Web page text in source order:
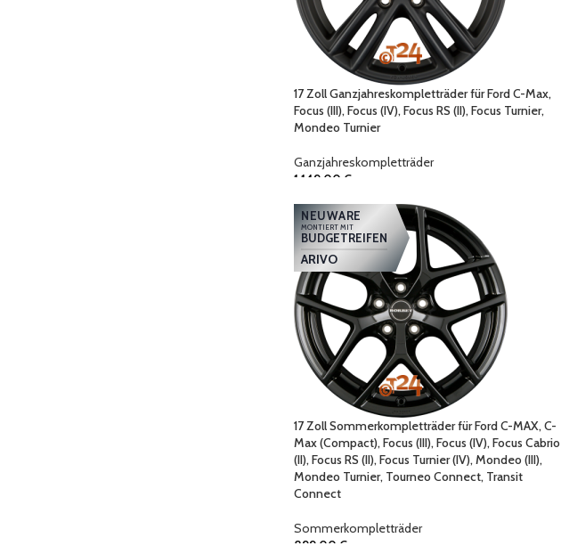
17 Zoll Ganzjahreskompletträder für Ford C-Max,
Focus (III), Focus (IV), Focus RS (II), Focus Turnier,
Mondeo Turnier
Ganzjahreskompletträder
1.149,00 €
NEUWARE
MONTIERT MIT
BUDGETREIFEN
ARIVO
17 Zoll Sommerkompletträder für Ford C-MAX, C-
Max (Compact), Focus (III), Focus (IV), Focus Cabrio
(II), Focus RS (II), Focus Turnier (IV), Mondeo (III),
Mondeo Turnier, Tourneo Connect, Transit
Connect
Sommerkompletträder
899,00 €